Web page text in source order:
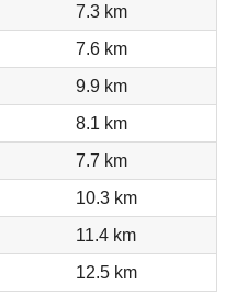
7.3 km
7.6 km
9.9 km
8.1 km
7.7 km
10.3 km
11.4 km
12.5 km